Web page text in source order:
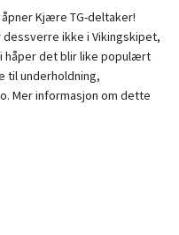
Kjære TG-deltaker!
dessverre ikke i Vikingskipet,
håper det blir like populært
til underholdning,
Mer informasjon om dette